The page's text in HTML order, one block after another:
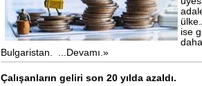
ise
Bulgaristan.
...Devamı.»
Çalışanların geliri son 20 yılda azaldı.